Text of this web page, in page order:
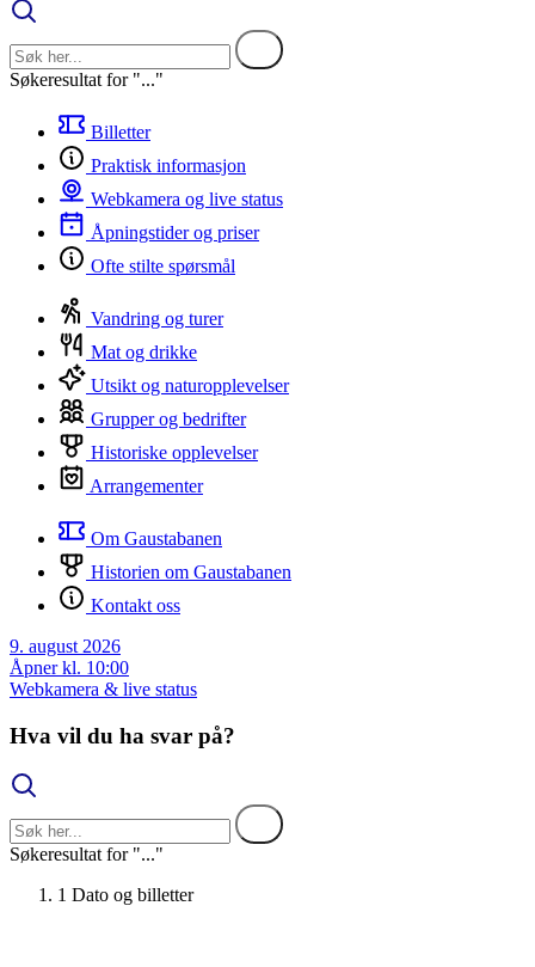
Søkeresultat for "..."
Billetter
Praktisk informasjon
Webkamera og live status
Åpningstider og priser
Ofte stilte spørsmål
Vandring og turer
Mat og drikke
Utsikt og naturopplevelser
Grupper og bedrifter
Historiske opplevelser
Arrangementer
Om Gaustabanen
Historien om Gaustabanen
Kontakt oss
9. august 2026
Åpner kl. 10:00
Webkamera & live status
Hva vil du ha svar på?
Søkeresultat for "..."
1 Dato og billetter